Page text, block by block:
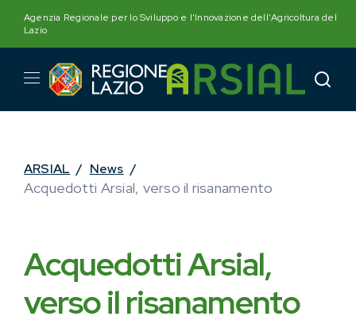
content
Agenzia Regionale per lo Sviluppo e l'Innovazione dell'Agricoltura del
Lazio
ARSIAL / News /
Acquedotti Arsial, verso il risanamento
Acquedotti Arsial,
verso il risanamento